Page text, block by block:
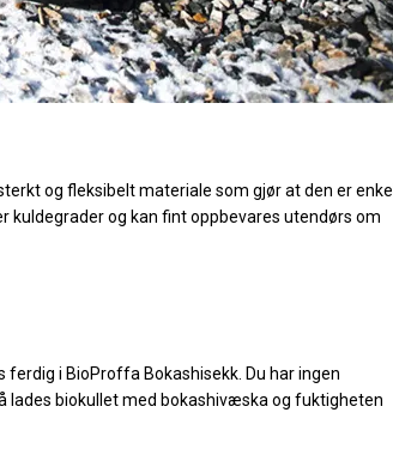
og fleksibelt materiale som gjør at den er enkel
kuldegrader og kan fint oppbevares utendørs om
i BioProffa Bokashisekk. Du har ingen
lades biokullet med bokashivæska og fuktigheten